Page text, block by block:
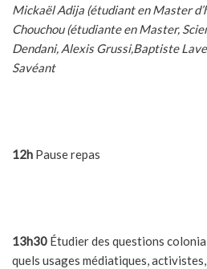
Mickaël Adija (étudiant en Master
Chouchou (étudiante en Master,
Dendani, Alexis Grussi,Baptiste
Savéant
12h Pause repas
13h30 Étudier des questions
quels usages médiatiques,